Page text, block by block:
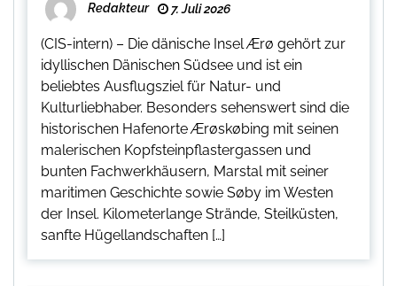
Redakteur 7. Juli 2026
(CIS-intern) – Die dänische Insel Ærø gehört zur
idyllischen Dänischen Südsee und ist ein
beliebtes Ausflugsziel für Natur- und
Kulturliebhaber. Besonders sehenswert sind die
historischen Hafenorte Ærøskøbing mit seinen
malerischen Kopfsteinpflastergassen und
bunten Fachwerkhäusern, Marstal mit seiner
maritimen Geschichte sowie Søby im Westen
der Insel. Kilometerlange Strände, Steilküsten,
sanfte Hügellandschaften […]